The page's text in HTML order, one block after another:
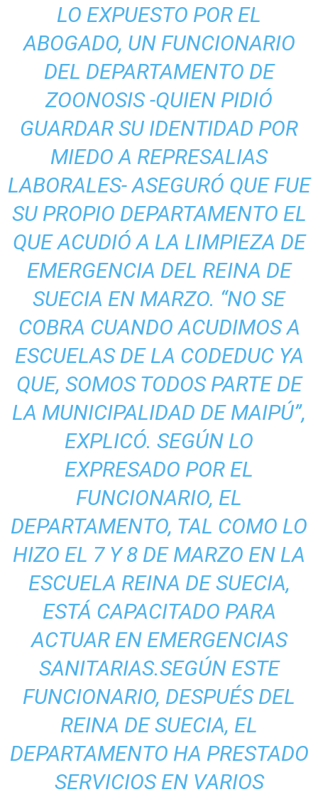
LO EXPUESTO POR EL
ABOGADO, UN FUNCIONARIO
DEL DEPARTAMENTO DE
ZOONOSIS -QUIEN PIDIÓ
GUARDAR SU IDENTIDAD POR
MIEDO A REPRESALIAS
LABORALES- ASEGURÓ QUE FUE
SU PROPIO DEPARTAMENTO EL
QUE ACUDIÓ A LA LIMPIEZA DE
EMERGENCIA DEL REINA DE
SUECIA EN MARZO. “NO SE
COBRA CUANDO ACUDIMOS A
ESCUELAS DE LA CODEDUC YA
QUE, SOMOS TODOS PARTE DE
LA MUNICIPALIDAD DE MAIPÚ”,
EXPLICÓ. SEGÚN LO
EXPRESADO POR EL
FUNCIONARIO, EL
DEPARTAMENTO, TAL COMO LO
HIZO EL 7 Y 8 DE MARZO EN LA
ESCUELA REINA DE SUECIA,
ESTÁ CAPACITADO PARA
ACTUAR EN EMERGENCIAS
SANITARIAS.SEGÚN ESTE
FUNCIONARIO, DESPUÉS DEL
REINA DE SUECIA, EL
DEPARTAMENTO HA PRESTADO
SERVICIOS EN VARIOS